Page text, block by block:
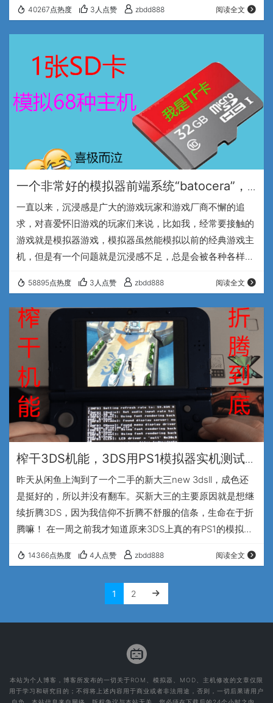
vc。还有一个方法就是用GBA的模拟器mGBA，现在mGBA
更新到了0.8.0版本，测试了几个游戏，运行的速度和声音
以升级试试，再测试测试游戏，根据我测试的几个游戏，都
是运行的不错。 mGB…
40267点热度 3人点赞 zbdd888 阅读全文
一个非常好的模拟器前端系统“batocera”，
完全没有不推荐的理由
一直以来，沉浸感是广大的游戏玩家和游戏厂商不懈的追
求，对喜爱怀旧游戏的玩家们来说，比如我，经常要接触的
游戏就是模拟器游戏，模拟器虽然能模拟以前的经典游戏主
机，但是有一个问题就是沉浸感不足，总是会被各种各样的
浸在游戏中，但是本文推荐的batocera系统，很好的解决了
沉浸感这个问题。 能解决Windows系统的打扰最好的方法
就是不用Windows，虽说有些极端，但是非常有效，
batocera是一个基于Linux的模拟器系统，完全专注于模拟
器，能模拟的游戏主机数量高达…
58895点热度 3人点赞 zbdd888 阅读全文
榨干3DS机能，3DS用PS1模拟器实机测试
视频！不折腾不舒服
昨天从闲鱼上淘到了一个二手的新大三new 3dsll，成色还
是挺好的，所以并没有翻车。买新大三的主要原因就是想继
续折腾3DS，因为我信仰不折腾不舒服的信条，生命在于折
腾嘛！ 在一周之前我才知道原来3DS上真的有PS1的模拟
想太保守了，这次要用到的模拟器是一个叫做RetroArch的
是一个跨平台的家伙，我们所熟知的平台他基本上都支持，
14366点热度 4人点赞 zbdd888 阅读全文
1 2
本站为个人博客，博客所发布的一切关于ROM、模拟器、MOD、主机修改的文章仅限
用于学习和研究目的；不得将上述内容用于商业或者非法用途，否则，一切后果请用户